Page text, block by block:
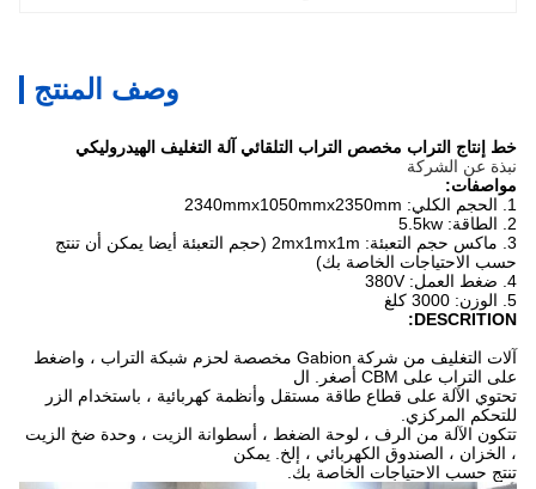
وصف المنتج
خط إنتاج التراب مخصص التراب التلقائي آلة التغليف الهيدروليكي
نبذة عن الشركة
مواصفات:
3. ماكس حجم التعبئة: 2mx1mx1m (حجم التعبئة أيضا يمكن أن تنتج
حسب الاحتياجات الخاصة بك)
4. ضغط العمل: 380V
5. الوزن: 3000 كلغ
DESCRITION:
آلات التغليف من شركة Gabion مخصصة لحزم شبكة التراب ، واضغط
على التراب على CBM أصغر.
ال
تحتوي الآلة على قطاع طاقة مستقل وأنظمة كهربائية ، باستخدام الزر
للتحكم المركزي.
تتكون الآلة من الرف ، لوحة الضغط ، أسطوانة الزيت ، وحدة ضخ الزيت
، الخزان ، الصندوق الكهربائي ، إلخ.
يمكن
تنتج حسب الاحتياجات الخاصة بك.